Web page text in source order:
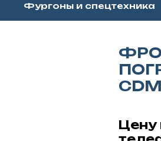
Фургоны и спецтехника
Цену